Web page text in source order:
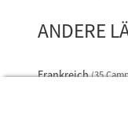
ANDERE
Frankreich(35